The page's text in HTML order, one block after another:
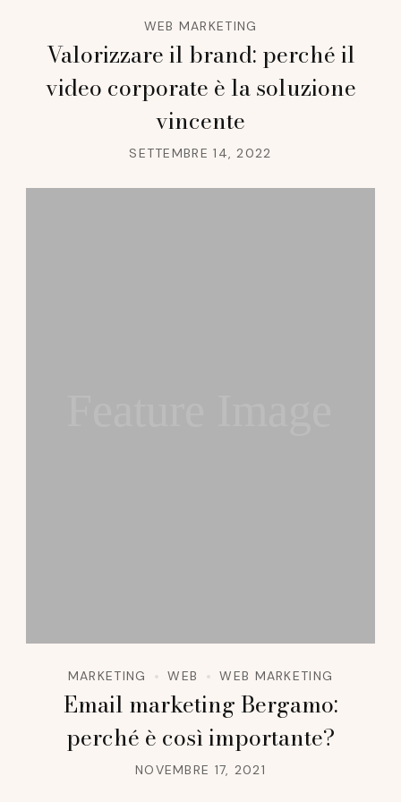
WEB MARKETING
Valorizzare il brand: perché il
video corporate è la soluzione
vincente
SETTEMBRE 14, 2022
MARKETING WEB WEB MARKETING
Email marketing Bergamo:
perché è così importante?
NOVEMBRE 17, 2021